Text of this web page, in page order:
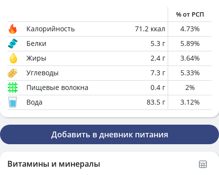
% от РСП
Калорийность 71.2 ккал 4.73%
Белки
5.3 г 5.89%
Жиры
2.4 г 3.64%
Углеводы
7.3 г 5.33%
Пищевые волокна
0.4 г 2%
Вода
83.5 г 3.12%
Добавить в дневник питания
Витамины и минералы